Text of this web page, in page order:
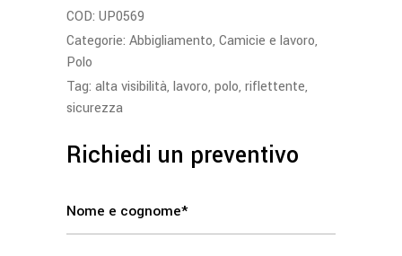
COD: UP0569
Categorie: Abbigliamento, Camicie e lavoro,
Polo
Tag: alta visibilità, lavoro, polo, riflettente,
sicurezza
Richiedi un preventivo